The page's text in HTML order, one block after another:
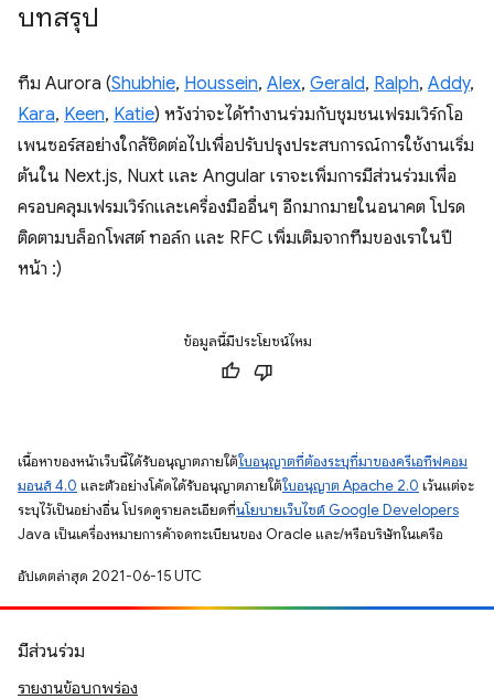
บทสรุป
ทีม Aurora (Shubhie, Houssein, Alex, Gerald, Ralph, Addy,
Kara, Keen, Katie) หวังว่าจะได้ทำงานร่วมกับชุมชนเฟรมเวิร์กโอ
เพนซอร์สอย่างใกล้ชิดต่อไปเพื่อปรับปรุงประสบการณ์การใช้งานเริ่ม
ต้นใน Next.js, Nuxt และ Angular เราจะเพิ่มการมีส่วนร่วมเพื่อ
ครอบคลุมเฟรมเวิร์กและเครื่องมืออื่นๆ อีกมากมายในอนาคต โปรด
ติดตามบล็อกโพสต์ ทอล์ก และ RFC เพิ่มเติมจากทีมของเราในปี
หน้า :)
ข้อมูลนี้มีประโยชน์ไหม
เนื้อหาของหน้าเว็บนี้ได้รับอนุญาตภายใต้ใบอนุญาตที่ต้องระบุที่มาของครีเอทีฟคอม
มอนส์ 4.0 และตัวอย่างโค้ดได้รับอนุญาตภายใต้ใบอนุญาต Apache 2.0 เว้นแต่จะ
ระบุไว้เป็นอย่างอื่น โปรดดูรายละเอียดที่นโยบายเว็บไซต์ Google Developers
Java เป็นเครื่องหมายการค้าจดทะเบียนของ Oracle และ/หรือบริษัทในเครือ
อัปเดตล่าสุด 2021-06-15 UTC
มีส่วนร่วม
รายงานข้อบกพร่อง